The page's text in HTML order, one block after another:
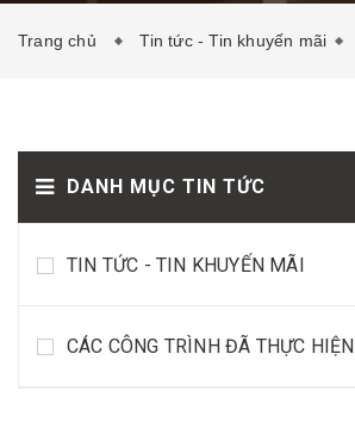
Trang chủ Tin tức - Tin khuyến mãi
DANH MỤC TIN TỨC
TIN TỨC - TIN KHUYẾN MÃI
CÁC CÔNG TRÌNH ĐÃ THỰC HIỆN